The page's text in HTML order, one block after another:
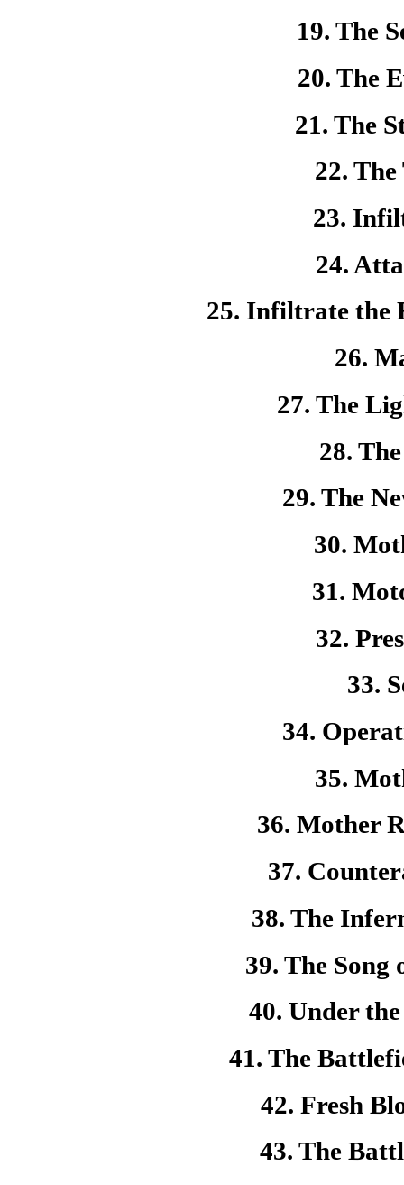
19. The
20. The
21. The
22.
23.
24.
25. Infiltrate the
26.
27. The
28.
29. The
30.
31.
32.
33.
34.
35.
36. Mother
37.
38. The
39. The
40. Under
41. The
42. Fresh
43. The